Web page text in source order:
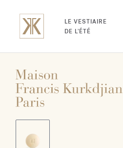
LE VESTIAIRE
DE L'ÉTÉ